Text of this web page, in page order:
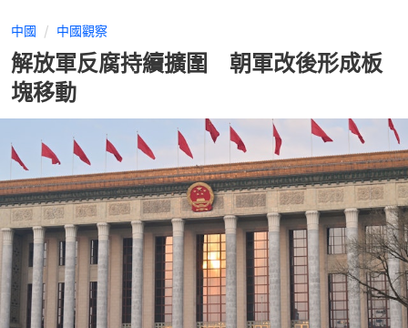
中國 中國觀察
解放軍反腐持續擴圍 朝軍改後形成板
塊移動